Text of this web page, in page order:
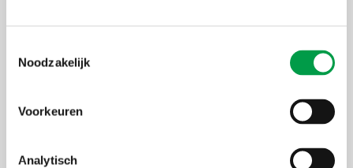
Noodzakelijk
Voorkeuren
Analytisch
2026
Lerend Netwerk Production Manager 2026